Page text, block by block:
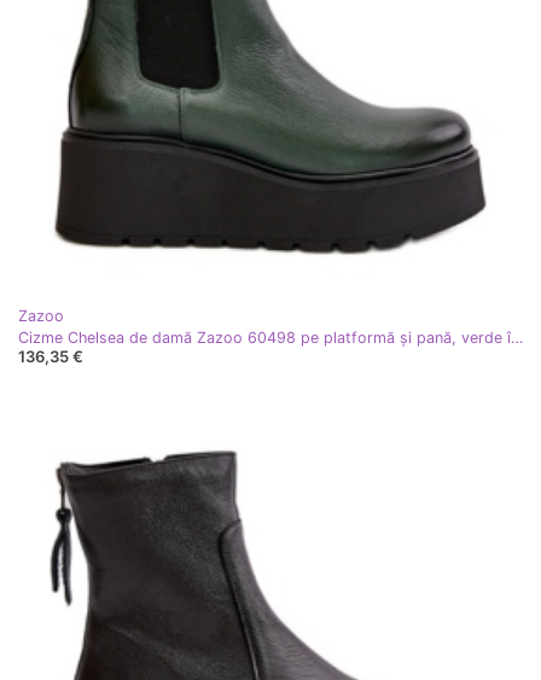
Zazoo
Cizme Chelsea de damă Zazoo 60498 pe platformă și pană, verde închis
136,35 €